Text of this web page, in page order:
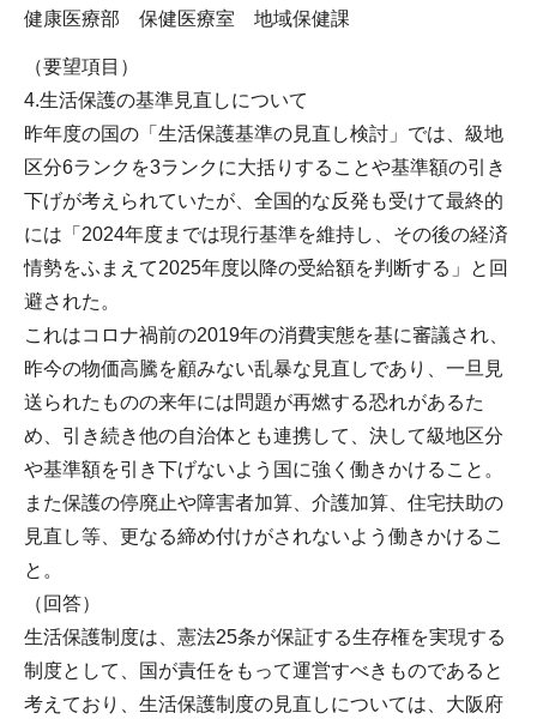
健康医療部 保健医療室 地域保健課
（要望項目）
4.生活保護の基準見直しについて
昨年度の国の「生活保護基準の見直し検討」では、級地
区分6ランクを3ランクに大括りすることや基準額の引き
下げが考えられていたが、全国的な反発も受けて最終的
には「2024年度までは現行基準を維持し、その後の経済
情勢をふまえて2025年度以降の受給額を判断する」と回
避された。
これはコロナ禍前の2019年の消費実態を基に審議され、
昨今の物価高騰を顧みない乱暴な見直しであり、一旦見
送られたものの来年には問題が再燃する恐れがあるた
め、引き続き他の自治体とも連携して、決して級地区分
や基準額を引き下げないよう国に強く働きかけること。
また保護の停廃止や障害者加算、介護加算、住宅扶助の
見直し等、更なる締め付けがされないよう働きかけるこ
と。
（回答）
生活保護制度は、憲法25条が保証する生存権を実現する
制度として、国が責任をもって運営すべきものであると
考えており、生活保護制度の見直しについては、大阪府